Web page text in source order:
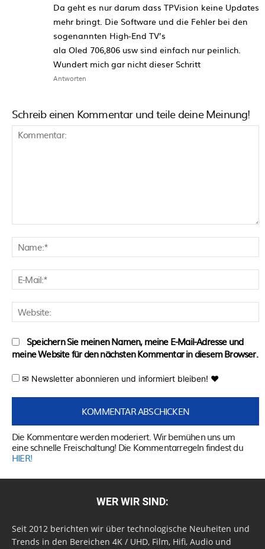
Da geht es nur darum dass TPVision keine Updates
mehr bringt. Die Software und die Fehler bei den
sogenannten High-End TV’s
ala Oled 706,806 usw sind einfach nur peinlich.
Wundert mich gar nicht dieser Schritt
Antworten
Schreib einen Kommentar und teile deine Meinung!
Speichern Sie meinen Namen, meine E-Mail-Adresse und
meine Website für den nächsten Kommentar in diesem Browser.
✉ Newsletter abonnieren und informiert bleiben! ♥
Die Kommentare werden moderiert. Wir bemühen uns um
eine schnelle Freischaltung! Die Kommentarregeln findest du
HIER!
WER WIR SIND:
Seit 2012 berichten wir über technologische Neuheiten und
Trends in den Bereichen 4K / UHD, Film, Hifi, Audio und